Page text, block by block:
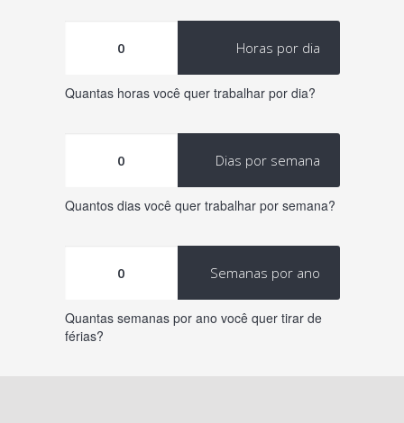
Horas por dia
Quantas horas você quer trabalhar por dia?
Dias por semana
Quantos dias você quer trabalhar por semana?
Semanas por ano
Quantas semanas por ano você quer tirar de
férias?